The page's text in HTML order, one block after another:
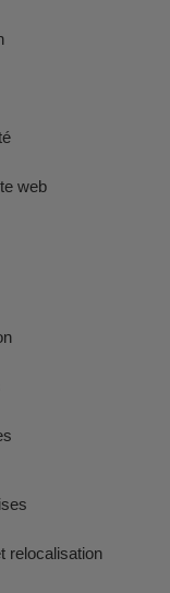
web
relocalisation